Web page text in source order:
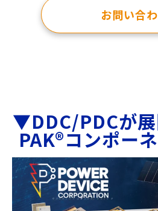
お問い合
▼DDC/PDCが
PAK®コンポー